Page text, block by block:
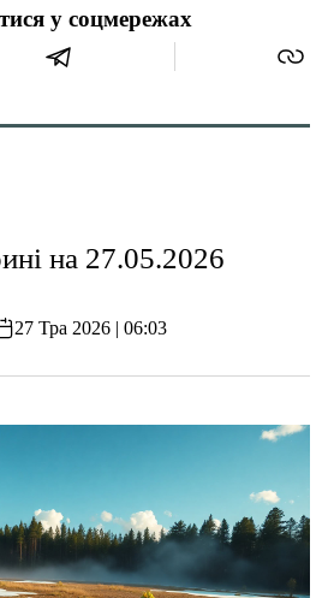
у соцмережах
на 27.05.2026
27 Тра 2026 | 06:03